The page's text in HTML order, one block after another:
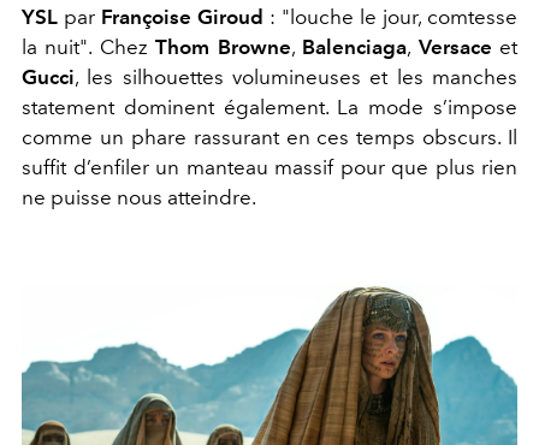
YSL par Françoise Giroud : "louche le jour, comtesse
la nuit". ChezThom Browne, Balenciaga, Versace et
Gucci, les silhouettes volumineuses et les manches
statement dominent également. La mode s’impose
comme un phare rassurant en ces temps obscurs. Il
suffit d’enfiler un manteau massif pour que plus rien
ne puisse nous atteindre.